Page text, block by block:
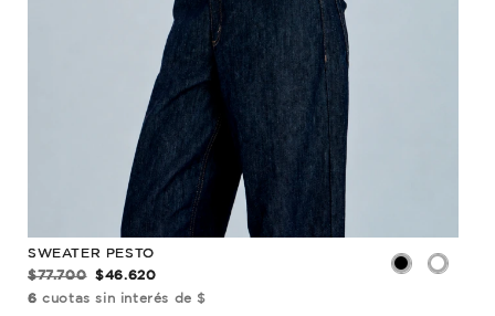
SWEATER PESTO
$77.700
$46.620
6 cuotas sin interés de $